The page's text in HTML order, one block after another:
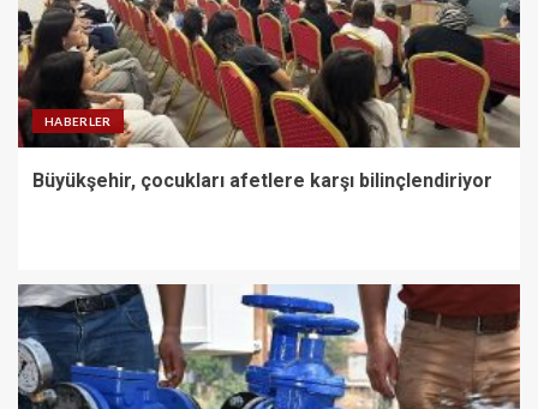
HABERLER
Büyükşehir, çocukları afetlere karşı bilinçlendiriyor